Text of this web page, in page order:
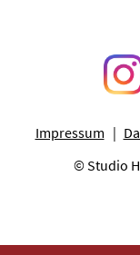
Impressum
© Studio